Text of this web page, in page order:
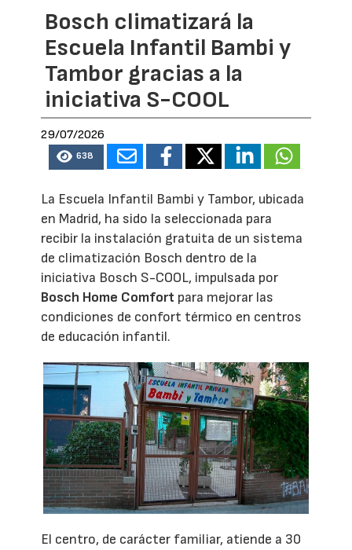
Bosch climatizará la
Escuela Infantil Bambi y
Tambor gracias a la
iniciativa S-COOL
29/07/2026
638
La Escuela Infantil Bambi y Tambor, ubicada
en Madrid, ha sido la seleccionada para
recibir la instalación gratuita de un sistema
de climatización Bosch dentro de la
iniciativa Bosch S-COOL, impulsada por
Bosch Home Comfort para mejorar las
condiciones de confort térmico en centros
de educación infantil.
El centro, de carácter familiar, atiende a 30